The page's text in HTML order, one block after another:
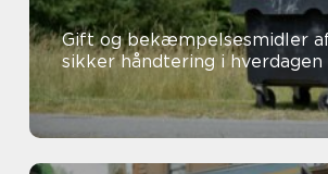
Gift og bekæmpelsesmidler
sikker håndtering i hverdagen